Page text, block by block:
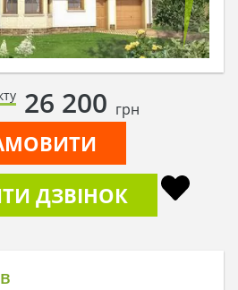
26 200 грн
ДЗВІНОК